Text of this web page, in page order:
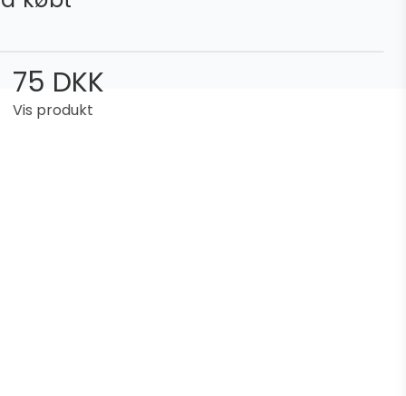
75 DKK
Vis produkt